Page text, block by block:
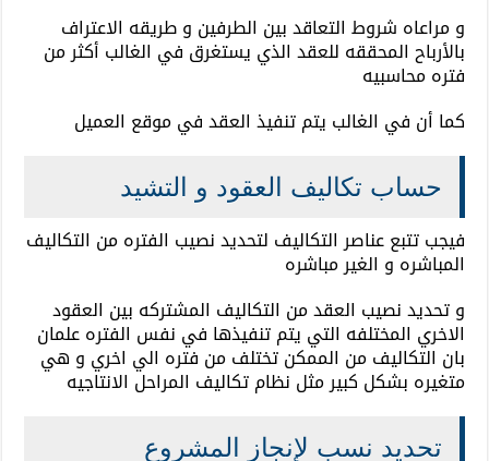
و مراعاه شروط التعاقد بين الطرفين و طريقه الاعتراف
بالأرباح المحققه للعقد الذي يستغرق في الغالب أكثر من
فتره محاسبيه
كما أن في الغالب يتم تنفيذ العقد في موقع العميل
حساب تكاليف العقود و التشيد
فيجب تتبع عناصر التكاليف لتحديد نصيب الفتره من التكاليف
المباشره و الغير مباشره
و تحديد نصيب العقد من التكاليف المشتركه بين العقود
الاخري المختلفه التي يتم تنفيذها في نفس الفتره علمان
بان التكاليف من الممكن تختلف من فتره الي اخري و هي
متغيره بشكل كبير مثل نظام تكاليف المراحل الانتاجيه
تحديد نسب لإنجاز المشروع